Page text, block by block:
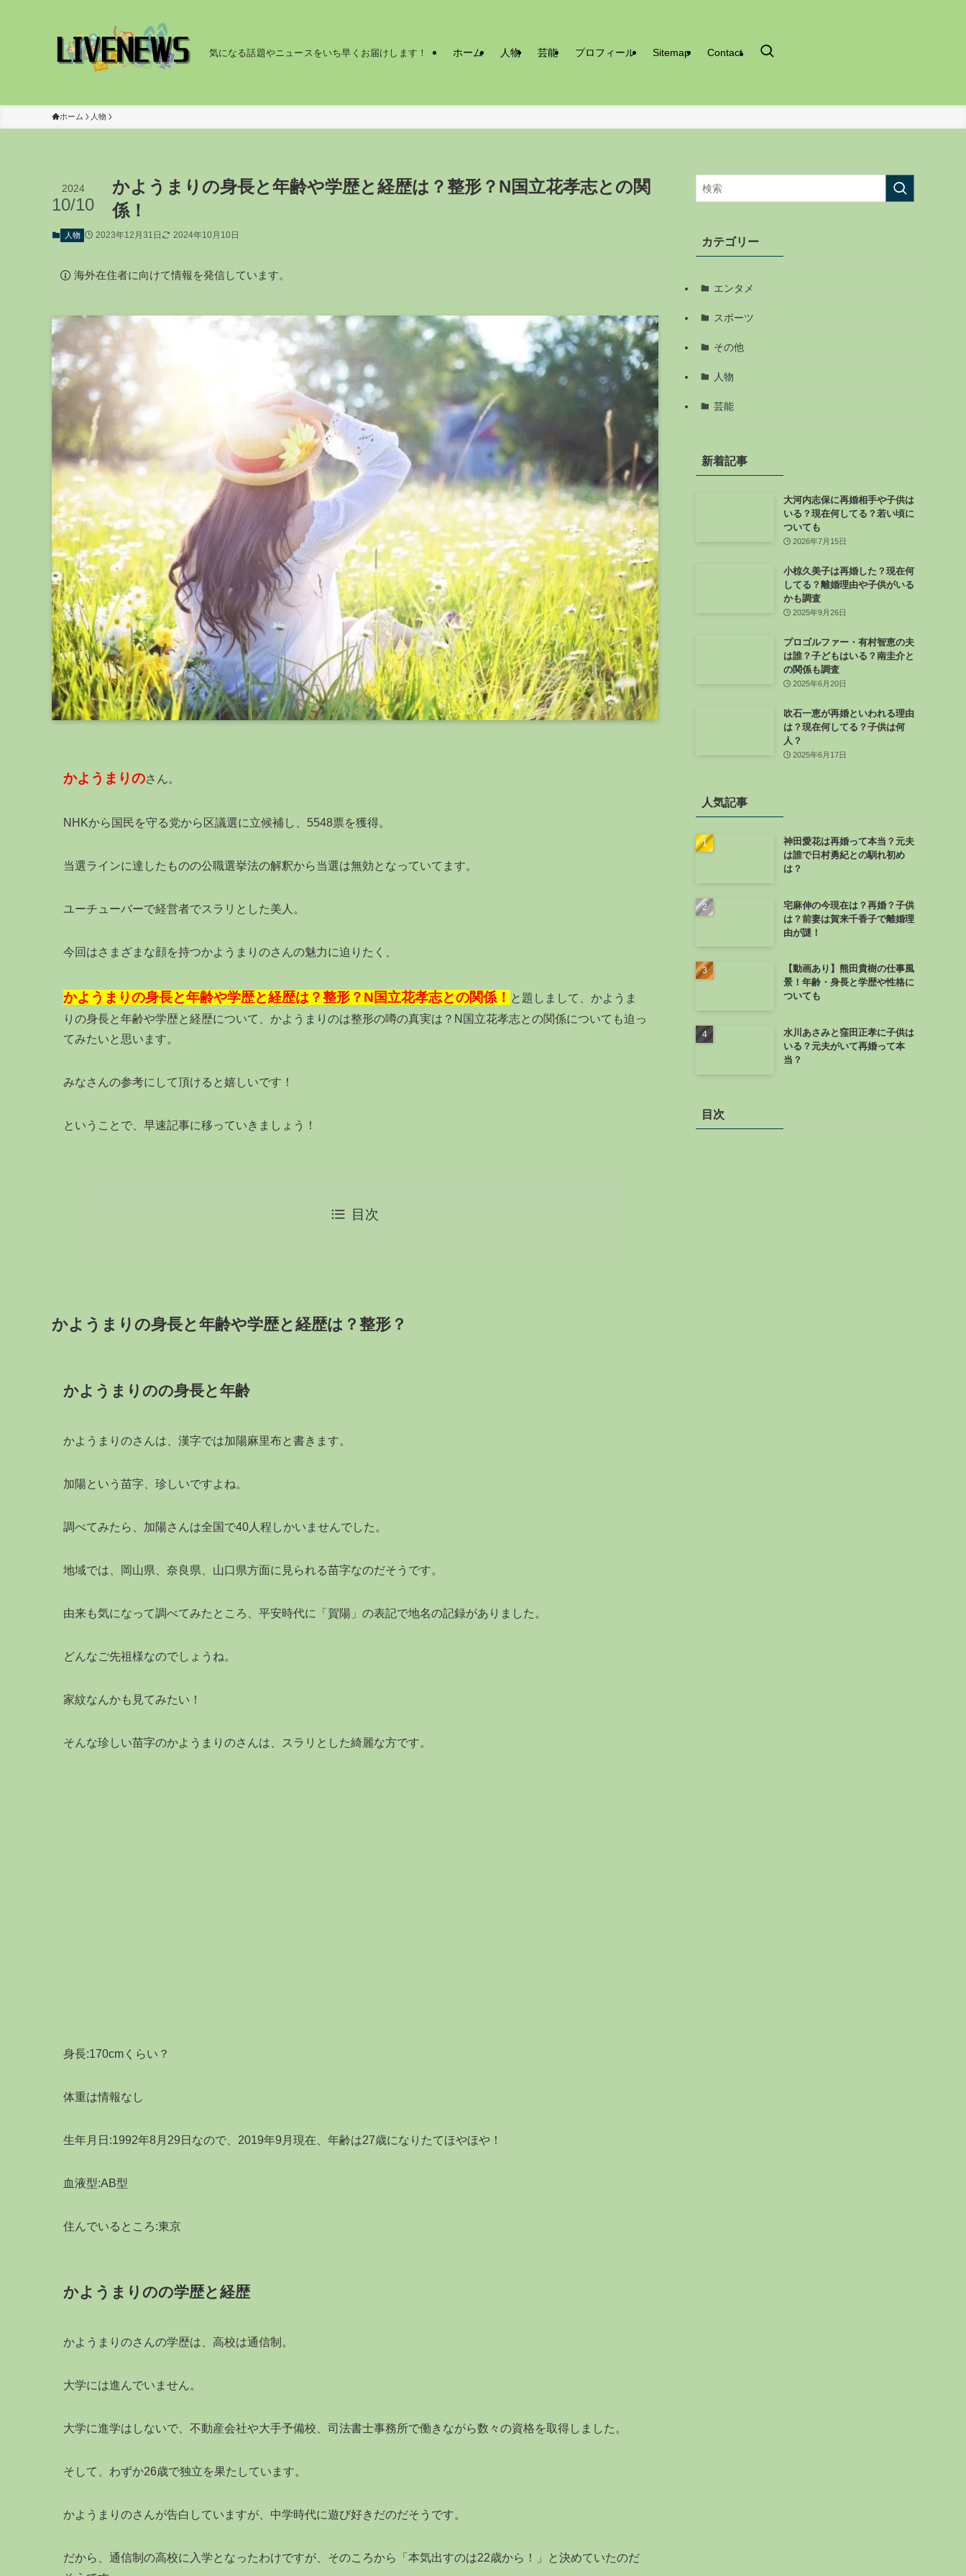
気になる話題やニュースをいち早くお届けします！ ホーム 人物 芸能 プロフィール Sitemap Contact
ホーム 人物
かようまりの身長と年齢や学歴と経歴は？整形？N国立花孝志との関
係！
2024
10/10
人物 2023年12月31日 2024年10月10日
海外在住者に向けて情報を発信しています。
かようまりのさん。
NHKから国民を守る党から区議選に立候補し、5548票を獲得。
当選ラインに達したものの公職選挙法の解釈から当選は無効となっていてます。
ユーチューバーで経営者でスラリとした美人。
今回はさまざまな顔を持つかようまりのさんの魅力に迫りたく、
かようまりの身長と年齢や学歴と経歴は？整形？N国立花孝志との関係！ と題しまして、かようま
りの身長と年齢や学歴と経歴について、かようまりのは整形の噂の真実は？N国立花孝志との関係についても迫っ
てみたいと思います。
みなさんの参考にして頂けると嬉しいです！
ということで、早速記事に移っていきましょう！
目次
かようまりの身長と年齢や学歴と経歴は？整形？
かようまりのの身長と年齢
かようまりのさんは、漢字では加陽麻里布と書きます。
加陽という苗字、珍しいですよね。
調べてみたら、加陽さんは全国で40人程しかいませんでした。
地域では、岡山県、奈良県、山口県方面に見られる苗字なのだそうです。
由来も気になって調べてみたところ、平安時代に「賀陽」の表記で地名の記録がありました。
どんなご先祖様なのでしょうね。
家紋なんかも見てみたい！
そんな珍しい苗字のかようまりのさんは、スラリとした綺麗な方です。
身長:170cmくらい？
体重は情報なし
生年月日:1992年8月29日なので、2019年9月現在、年齢は27歳になりたてほやほや！
血液型:AB型
住んでいるところ:東京
かようまりのの学歴と経歴
かようまりのさんの学歴は、高校は通信制。
大学には進んでいません。
大学に進学はしないで、不動産会社や大手予備校、司法書士事務所で働きながら数々の資格を取得しました。
そして、わずか26歳で独立を果たしています。
かようまりのさんが告白していますが、中学時代に遊び好きだのだそうです。
だから、通信制の高校に入学となったわけですが、そのころから「本気出すのは22歳から！」と決めていたのだ
カテゴリー
エンタメ
スポーツ
その他
人物
芸能
新着記事
大河内志保に再婚相手や子供は
いる？現在何してる？若い頃に
ついても
2026年7月15日
小椋久美子は再婚した？現在何
してる？離婚理由や子供がいる
かも調査
2025年9月26日
プロゴルファー・有村智恵の夫
は誰？子どもはいる？南圭介と
の関係も調査
2025年6月20日
吹石一恵が再婚といわれる理由
は？現在何してる？子供は何
人？
2025年6月17日
人気記事
神田愛花は再婚って本当？元夫
は誰で日村勇紀との馴れ初め
は？
宅麻伸の今現在は？再婚？子供
は？前妻は賀来千香子で離婚理
由が謎！
【動画あり】熊田貴樹の仕事風
景！年齢・身長と学歴や性格に
ついても
水川あさみと窪田正孝に子供は
いる？元夫がいて再婚って本
当？
目次